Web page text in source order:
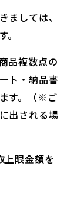
ましては、
品複数点の
ト・納品書
す。（※ご
出される場
上限金額を